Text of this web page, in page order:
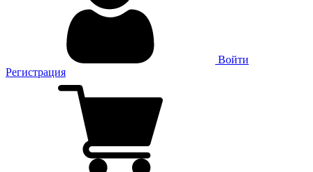
Войти
Регистрация